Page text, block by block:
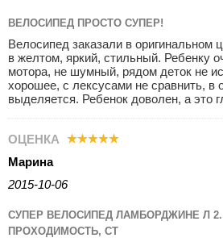
ВЕЛОСИПЕД ПРОСТО СУПЕР!
Велосипед заказали в оригинальном
в желтом, яркий, стильный. Ребенку
мотора, не шумный, рядом деток не
хорошее, с лексусами не сравнить, в
выделяется. Ребенок доволен, а это
ОЦЕНКА
Марина
2015-10-06
СУПЕР ВЕЛОСИПЕД ЛАМБОРДЖИНЕ Л
ПРОХОДИМОСТЬ, СТ